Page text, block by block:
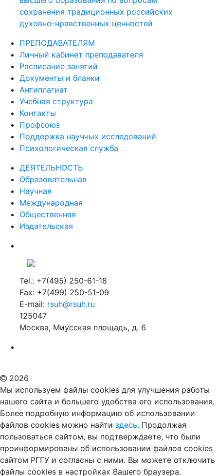
сохранения традиционных российских
духовно-нравственных ценностей
ПРЕПОДАВАТЕЛЯМ
Личный кабинет преподавателя
Расписание занятий
Документы и бланки
Антиплагиат
Учебная структура
Контакты
Профсоюз
Поддержка научных исследований
Психологическая служба
ДЕЯТЕЛЬНОСТЬ
Образовательная
Научная
Международная
Общественная
Издательская
Tel.: +7(495) 250-61-18
Fax: +7(499) 250-51-09
E-mail: rsuh@rsuh.ru
125047
Москва, Миусская площадь, д. 6
2026
Мы используем файлы cookies для улучшения работы
нашего сайта и большего удобства его использования.
Более подробную информацию об использовании
файлов cookies можно найти здесь. Продолжая
пользоваться сайтом, вы подтверждаете, что были
проинформированы об использовании файлов cookies
сайтом РГГУ и согласны с ними. Вы можете отключить
файлы cookies в настройках Вашего браузера.